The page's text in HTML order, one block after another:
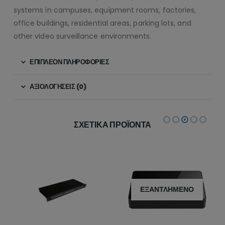
systems in campuses, equipment rooms, factories,
office buildings, residential areas, parking lots, and
other video surveillance environments.
ΕΠΙΠΛΈΟΝ ΠΛΗΡΟΦΟΡΊΕΣ
ΑΞΙΟΛΟΓΉΣΕΙΣ (0)
ΣΧΕΤΙΚΆ ΠΡΟΪΌΝΤΑ
ΕΞΑΝΤΛΗΜΈΝΟ